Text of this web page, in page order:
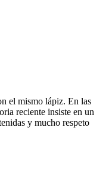
el mismo lápiz. En las
reciente insiste en un
y mucho respeto